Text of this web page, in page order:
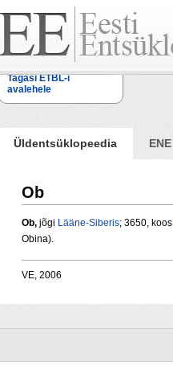
Tagasi ETBL-i
avalehele
Üldentsüklopeedia ENE
Ob
Ob, jõgi Lääne-Siberis; 3650, koos
Obina).
VE, 2006